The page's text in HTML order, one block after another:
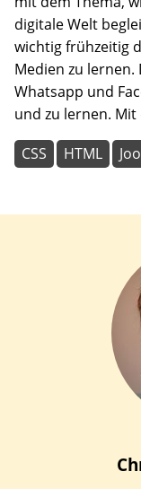
digitale Welt
wichtig frühzeitig
Medien zu lernen.
Whatsapp und
und zu lernen.
CSS HTML